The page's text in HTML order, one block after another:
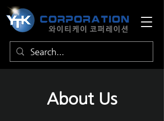
About Us